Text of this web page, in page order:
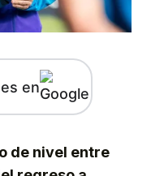
en
de nivel entre